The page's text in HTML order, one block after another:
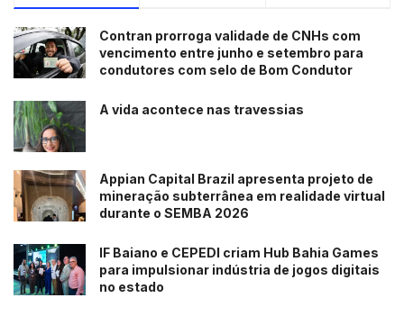
Contran prorroga validade de CNHs com
vencimento entre junho e setembro para
condutores com selo de Bom Condutor
A vida acontece nas travessias
Appian Capital Brazil apresenta projeto de
mineração subterrânea em realidade virtual
durante o SEMBA 2026
IF Baiano e CEPEDI criam Hub Bahia Games
para impulsionar indústria de jogos digitais
no estado